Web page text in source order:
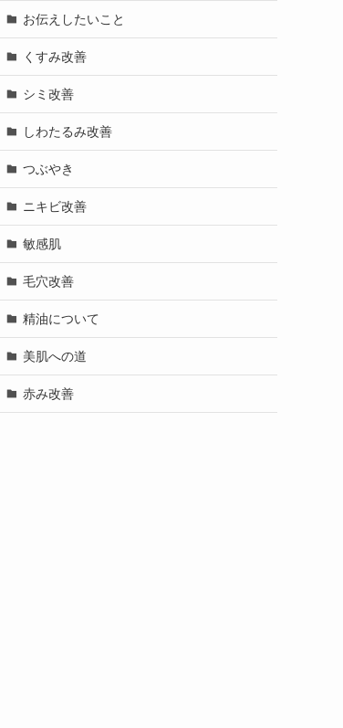
お伝えしたいこと
くすみ改善
シミ改善
しわたるみ改善
つぶやき
ニキビ改善
敏感肌
毛穴改善
精油について
美肌への道
赤み改善